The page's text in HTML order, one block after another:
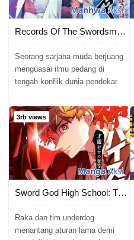
ManhwaAksi
Records Of The Swordsman Scholar
Seorang sarjana muda berjuang
menguasai ilmu pedang di
tengah konflik dunia pendekar.
3rb views
MangaAksi
Sword God High School: The Talentless Underachiever Becomes the Strongest
Raka dan tim underdog
menantang aturan lama demi